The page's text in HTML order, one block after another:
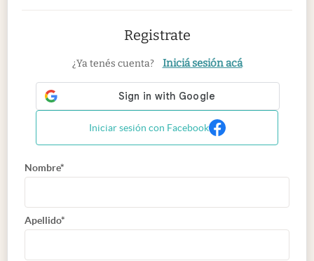
Registrate
¿Ya tenés cuenta? Iniciá sesión acá
Iniciar sesión con Facebook
Nombre*
Apellido*